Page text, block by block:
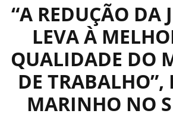
“A REDUÇÃO DA
LEVA À
QUALIDADE DO
DE
MARINHO NO